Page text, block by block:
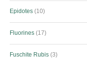
Epidotes 10
Fluorines 17
Fuschite Rubis 3